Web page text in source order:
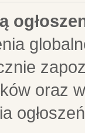
oraz